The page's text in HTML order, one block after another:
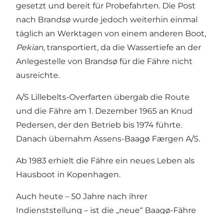
gesetzt und bereit für Probefahrten. Die Post
nach Brandsø wurde jedoch weiterhin einmal
täglich an Werktagen von einem anderen Boot,
Pekian, transportiert, da die Wassertiefe an der
Anlegestelle von Brandsø für die Fähre nicht
ausreichte.
A/S Lillebelts-Overfarten übergab die Route
und die Fähre am 1. Dezember 1965 an Knud
Pedersen, der den Betrieb bis 1974 führte.
Danach übernahm Assens-Baagø Færgen A/S.
Ab 1983 erhielt die Fähre ein neues Leben als
Hausboot in Kopenhagen.
Auch heute – 50 Jahre nach ihrer
Indienststellung – ist die „neue“ Baagø-Fähre